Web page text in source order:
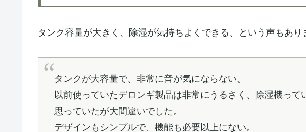
タンク容量が大きく、除湿が気持ちよくできる、という声もあり
タンクが大容量で、非常に音が気にならない。
以前使っていたデロンギ製品は非常にうるさく、除湿機って
思っていたが大間違いでした。
デザインもシンプルで、機能も必要以上にない。